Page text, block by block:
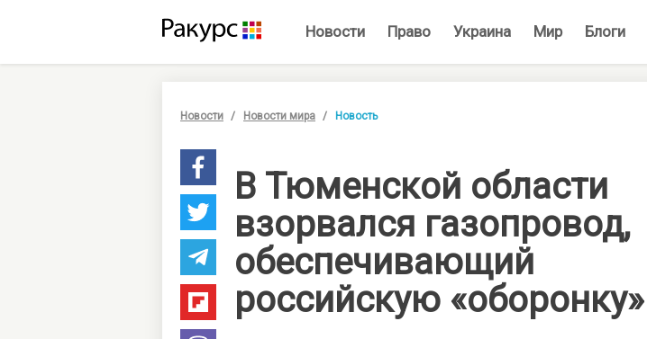
Новости Право Украина Мир Блоги
Новости Новости мира Новость
В Тюменской области
взорвался газопровод,
обеспечивающий
российскую «оборонку»